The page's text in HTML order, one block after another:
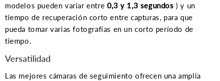
modelos pueden variar entre 0,3 y 1,3 segundos ) y un
tiempo de recuperación corto entre capturas, para que
pueda tomar varias fotografías en un corto período de
tiempo.
Versatilidad
Las mejores cámaras de seguimiento ofrecen una amplia